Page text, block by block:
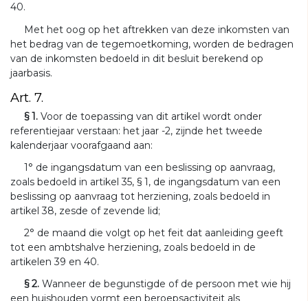
40.
Met het oog op het aftrekken van deze inkomsten van
het bedrag van de tegemoetkoming, worden de bedragen
van de inkomsten bedoeld in dit besluit berekend op
jaarbasis.
Art. 7.
§ 1. Voor de toepassing van dit artikel wordt onder
referentiejaar verstaan: het jaar -2, zijnde het tweede
kalenderjaar voorafgaand aan:
1° de ingangsdatum van een beslissing op aanvraag,
zoals bedoeld in artikel 35, § 1, de ingangsdatum van een
beslissing op aanvraag tot herziening, zoals bedoeld in
artikel 38, zesde of zevende lid;
2° de maand die volgt op het feit dat aanleiding geeft
tot een ambtshalve herziening, zoals bedoeld in de
artikelen 39 en 40.
§ 2. Wanneer de begunstigde of de persoon met wie hij
een huishouden vormt een beroepsactiviteit als